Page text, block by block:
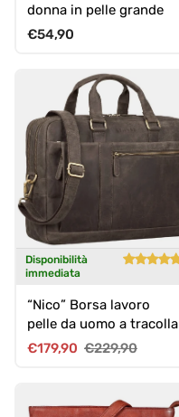
donna in pelle grande
Prezzo normale
€54,90
Disponibilità
immediata
“Nico” Borsa lavoro
pelle da uomo a tracolla
Prezzo di vendita
€179,90 Prezzo normale
€229,90